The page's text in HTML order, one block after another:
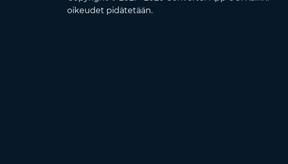
oikeudet pidätetään.